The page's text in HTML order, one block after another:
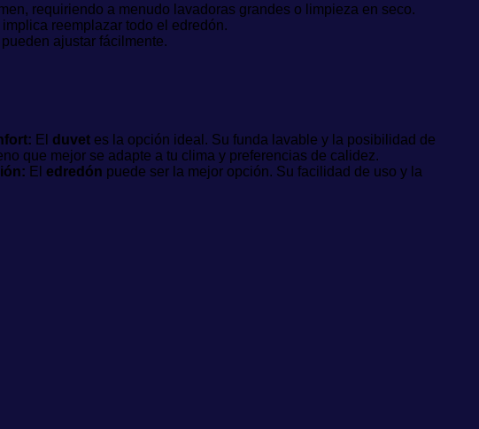
requiriendo a menudo lavadoras grandes o limpieza en seco.
reemplazar todo el edredón.
ajustar fácilmente.
El duvet es la opción ideal. Su funda lavable y la posibilidad de
que mejor se adapte a tu clima y preferencias de calidez.
El edredón puede ser la mejor opción. Su facilidad de uso y la